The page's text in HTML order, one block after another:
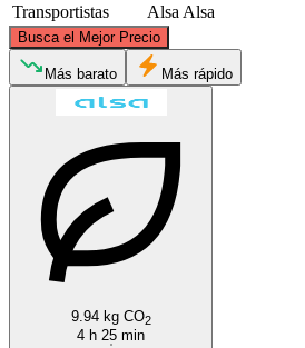
Transportistas
Alsa Alsa
Busca el Mejor Precio
Granada
Más barato Más rápido
9.94 kg CO2
4 h 25 min